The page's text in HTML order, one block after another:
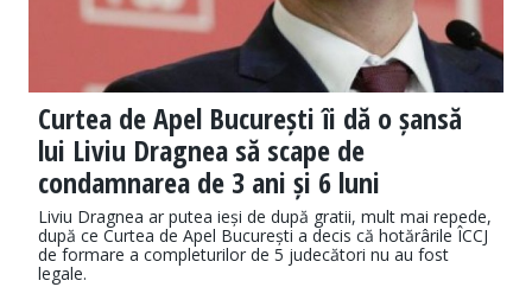
Curtea de Apel București îi dă o șansă
lui Liviu Dragnea să scape de
condamnarea de 3 ani și 6 luni
Liviu Dragnea ar putea ieși de după gratii, mult mai repede,
după ce Curtea de Apel București a decis că hotărârile ÎCCJ
de formare a completurilor de 5 judecători nu au fost
legale.